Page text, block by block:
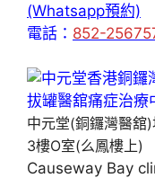
(Whatsapp預約)
電話： 852-
中元堂(銅鑼灣醫舘
3樓O室(么鳳樓上)
Causeway Bay